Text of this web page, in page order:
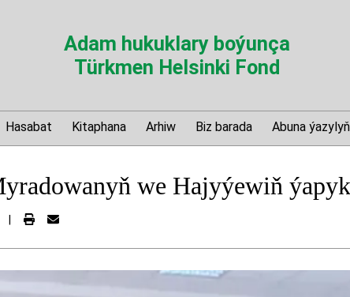
Adam hukuklary boýunça
Türkmen Helsinki Fond
Hasabat Kitaphana Arhiw Biz barada Abuna ýazylyň
we Hajyýewiň